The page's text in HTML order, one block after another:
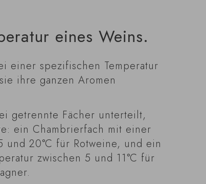
eines Weins.
einer spezifischen Temperatur
ihre ganzen Aromen
getrennte Fächer unterteilt,
ein Chambrierfach mit einer
und 20°C für Rotweine, und ein
zwischen 5 und 11°C für